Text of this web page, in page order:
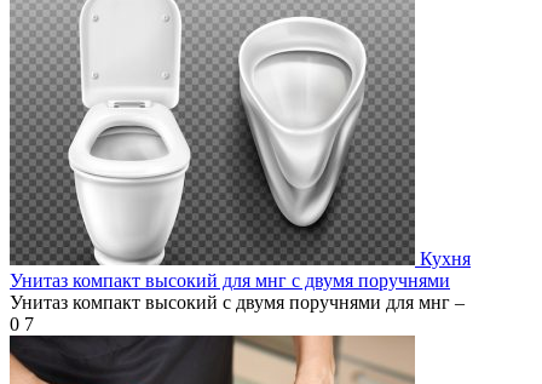
Кухня
Унитаз компакт высокий для мнг с двумя поручнями
Унитаз компакт высокий с двумя поручнями для мнг –
0 7